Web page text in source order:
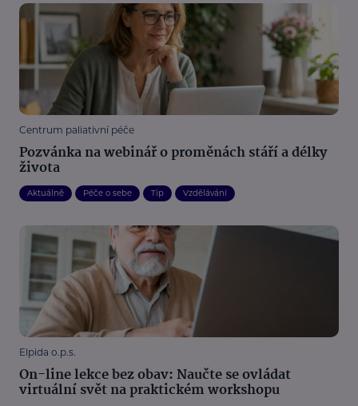
Centrum paliativní péče
Pozvánka na webinář o proměnách stáří a délky
života
Aktuálně Péče o sebe Tip Vzdělávání
Elpida o.p.s.
On-line lekce bez obav: Naučte se ovládat
virtuální svět na praktickém workshopu